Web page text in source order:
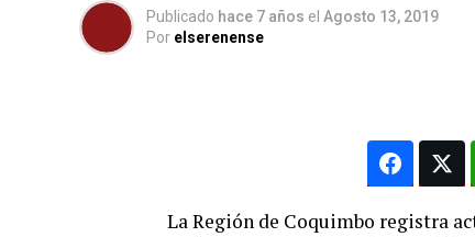
Publicado hace 7 años el Agosto 13, 2019
Por elserenense
La Región de Coquimbo registra